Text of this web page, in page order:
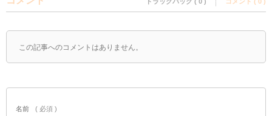
この記事へのコメントはありません。
名前 ( 必須 )